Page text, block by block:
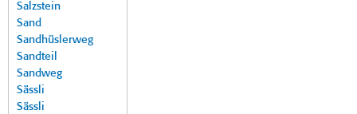
Salzstein
Sand
Sandhüslerweg
Sandteil
Sandweg
Sässli
Sässli